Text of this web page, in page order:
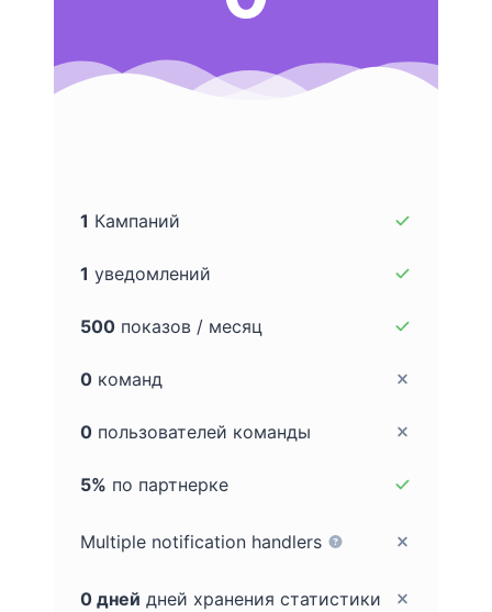
1 Кампаний
1 уведомлений
500 показов / месяц
0 команд
0 пользователей команды
5% по партнерке
Multiple notification handlers
0 дней дней хранения статистики